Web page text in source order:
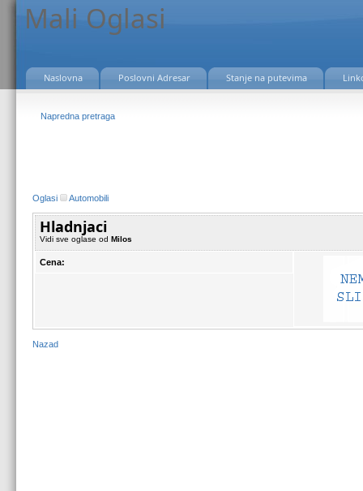
Mali Oglasi
Naslovna Poslovni Adresar Stanje na putevima
Napredna pretraga
Oglasi Automobili
Hladnjaci
Vidi sve oglase od Milos
Cena:
Nazad